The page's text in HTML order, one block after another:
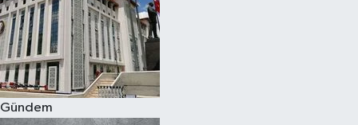
Gündem